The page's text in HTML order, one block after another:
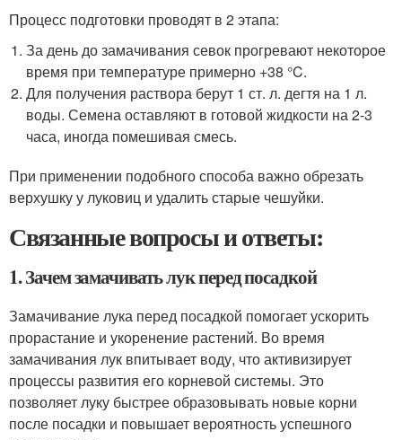
Процесс подготовки проводят в 2 этапа:
За день до замачивания севок прогревают некоторое
время при температуре примерно +38 °C.
Для получения раствора берут 1 ст. л. дегтя на 1 л.
воды. Семена оставляют в готовой жидкости на 2-3
часа, иногда помешивая смесь.
При применении подобного способа важно обрезать
верхушку у луковиц и удалить старые чешуйки.
Связанные вопросы и ответы:
1. Зачем замачивать лук перед посадкой
Замачивание лука перед посадкой помогает ускорить
прорастание и укоренение растений. Во время
замачивания лук впитывает воду, что активизирует
процессы развития его корневой системы. Это
позволяет луку быстрее образовывать новые корни
после посадки и повышает вероятность успешного